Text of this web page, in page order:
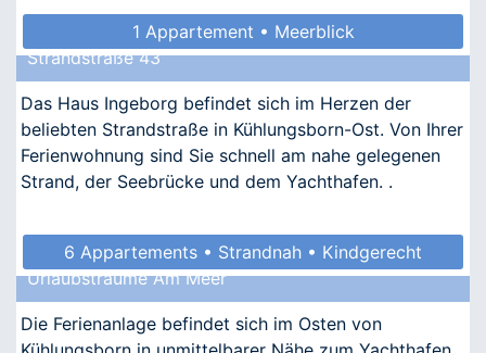
1 Appartement • Meerblick
Strandstraße 43
Das Haus Ingeborg befindet sich im Herzen der
beliebten Strandstraße in Kühlungsborn-Ost. Von Ihrer
Ferienwohnung sind Sie schnell am nahe gelegenen
Strand, der Seebrücke und dem Yachthafen. .
6 Appartements • Strandnah • Kindgerecht
Urlaubsträume Am Meer
Die Ferienanlage befindet sich im Osten von